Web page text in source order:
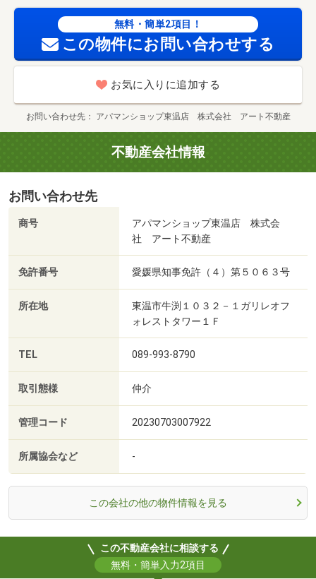
無料・簡単2項目！
この物件にお問い合わせする
お気に入りに追加する
お問い合わせ先 アパマンショップ東温店 株式会社 アート不動産
不動産会社情報
お問い合わせ先
商号
アパマンショップ東温店 株式会
社 アート不動産
免許番号 愛媛県知事免許（４）第５０６３号
所在地
東温市牛渕１０３２－１ガリレオフ
ォレストタワー１Ｆ
TEL 089-993-8790
取引態様 仲介
管理コード 20230703007922
所属協会など -
この会社の他の物件情報を見る
この不動産会社に相談する
無料・簡単入力2項目